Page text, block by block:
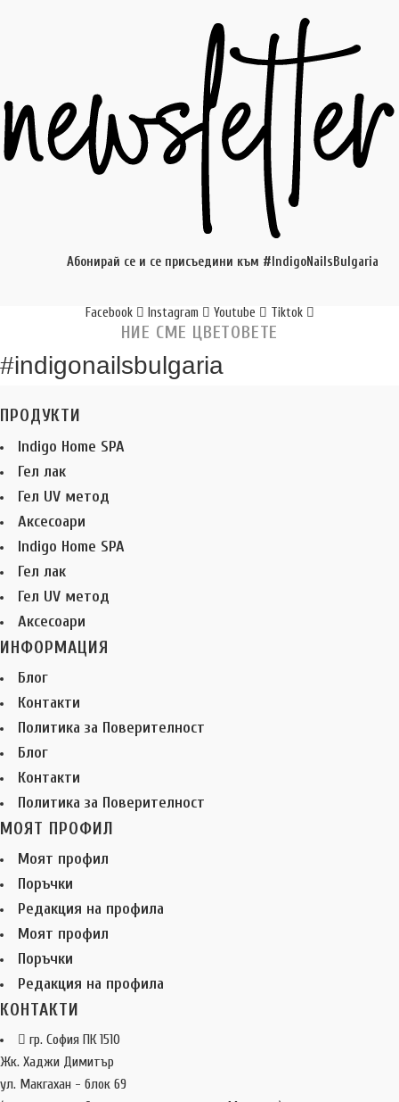
Абонирай се и се присъедини към #IndigoNailsBulgaria
Facebook Instagram Youtube Tiktok
НИЕ СМЕ ЦВЕТОВЕТЕ
#indigonailsbulgaria
ПРОДУКТИ
Indigo Home SPA
Гел лак
Гел UV метод
Аксесоари
Indigo Home SPA
Гел лак
Гел UV метод
Аксесоари
ИНФОРМАЦИЯ
Блог
Контакти
Политика за Поверителност
Блог
Контакти
Политика за Поверителност
МОЯТ ПРОФИЛ
Моят профил
Поръчки
Редакция на профила
Моят профил
Поръчки
Редакция на профила
КОНТАКТИ
гр. София ПК 1510
Жк. Хаджи Димитър
ул. Макгахан - блок 69